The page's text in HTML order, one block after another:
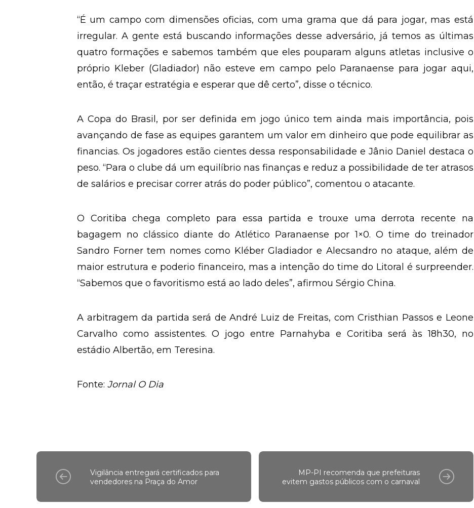
“É um campo com dimensões oficias, com uma grama que dá para jogar, mas está
irregular. A gente está buscando informações desse adversário, já temos as últimas
quatro formações e sabemos também que eles pouparam alguns atletas inclusive o
próprio Kleber (Gladiador) não esteve em campo pelo Paranaense para jogar aqui,
então, é traçar estratégia e esperar que dê certo”, disse o técnico.
A Copa do Brasil, por ser definida em jogo único tem ainda mais importância, pois
avançando de fase as equipes garantem um valor em dinheiro que pode equilibrar as
financias. Os jogadores estão cientes dessa responsabilidade e Jânio Daniel destaca o
peso. “Para o clube dá um equilíbrio nas finanças e reduz a possibilidade de ter atrasos
de salários e precisar correr atrás do poder público”, comentou o atacante.
O Coritiba chega completo para essa partida e trouxe uma derrota recente na
bagagem no clássico diante do Atlético Paranaense por 1×0. O time do treinador
Sandro Forner tem nomes como Kléber Gladiador e Alecsandro no ataque, além de
maior estrutura e poderio financeiro, mas a intenção do time do Litoral é surpreender.
“Sabemos que o favoritismo está ao lado deles”, afirmou Sérgio China.
A arbitragem da partida será de André Luiz de Freitas, com Cristhian Passos e Leone
Carvalho como assistentes. O jogo entre Parnahyba e Coritiba será às 18h30, no
estádio Albertão, em Teresina.
Fonte: Jornal O Dia
Vigilância entregará certificados para
vendedores na Praça do Amor
MP-PI recomenda que prefeituras
evitem gastos públicos com o carnaval